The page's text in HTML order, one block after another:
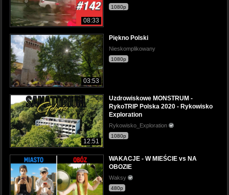
08:33
1080p
03:53
Piękno Polski
Nieskomplikowany
1080p
12:51
Uzdrowiskowe MONSTRUM -
RykoTRIP Polska 2020 - Rykowisko
Exploration
Rykowisko_Exploration
1080p
WAKACJE - W MIEŚCIE vs NA
OBOZIE
Waksy
480p